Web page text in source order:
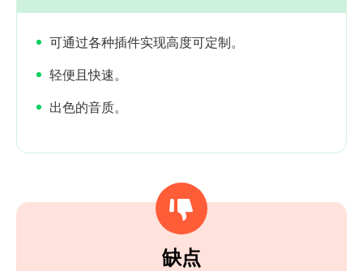
可通过各种插件实现高度可定制。
轻便且快速。
出色的音质。
缺点